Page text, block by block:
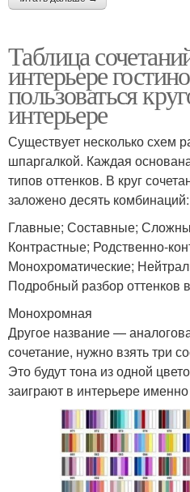
Таблица
интерьере
пользоваться
интерьере
Существует несколько схем
шпаргалкой. Каждая
типов оттенков. В круг
заложено десять комбинаций:
Главные; Составные;
Контрастные; Родственно-
Монохроматические;
Подробный разбор оттенков
Монохромная
Другое название —
сочетание, нужно взять три
Это будут тона из одной
заиграют в интерьере